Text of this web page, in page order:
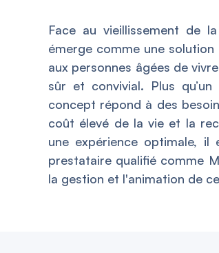
Face au vieillissement de
émerge comme une
aux personnes âgées de
sûr et convivial. Plus
concept répond à des
coût élevé de la vie et la
une expérience optimale,
prestataire qualifié comme
la gestion et l'animation de